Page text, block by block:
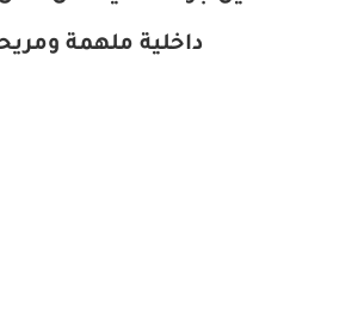
داخلية ملهمة